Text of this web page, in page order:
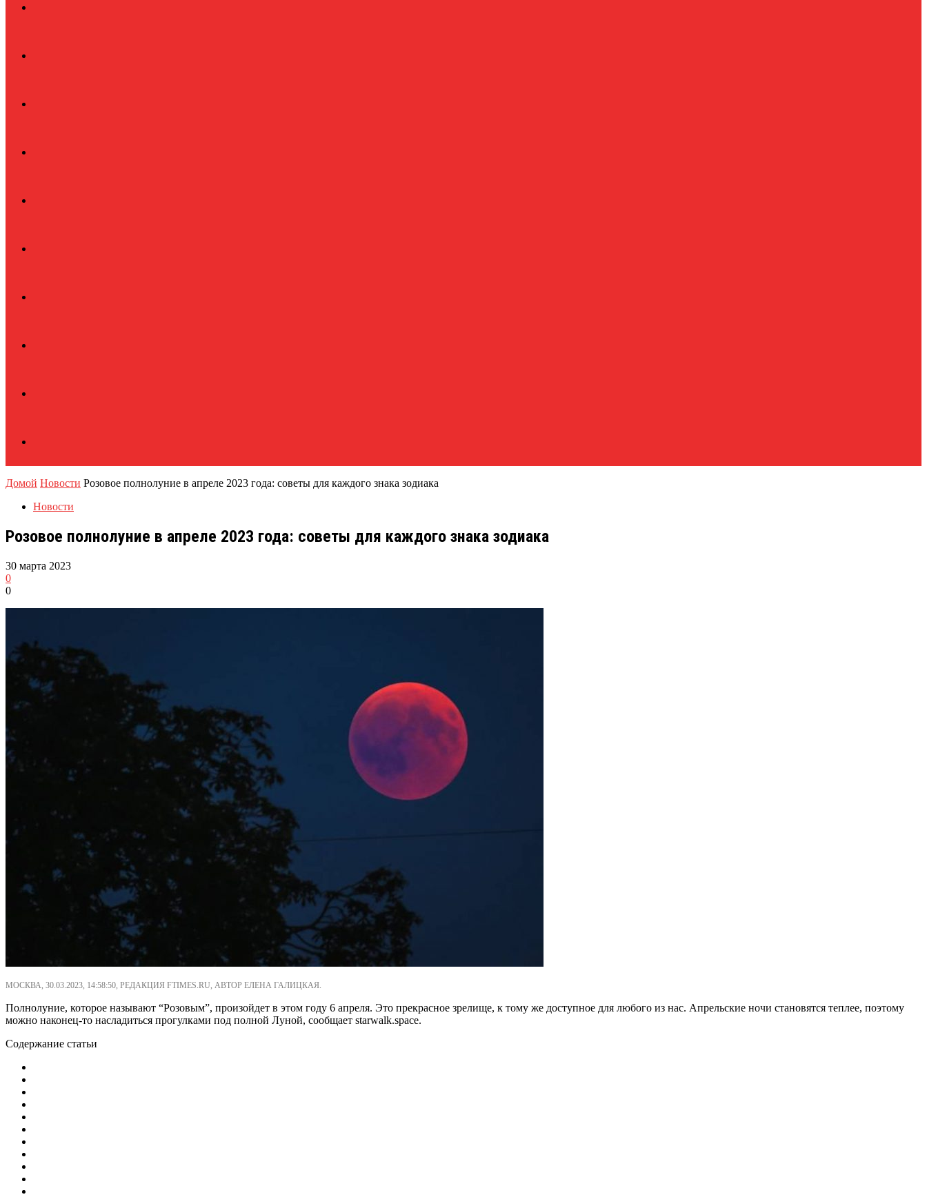
Домой Новости Розовое полнолуние в апреле 2023 года: советы для каждого знака зодиака
Новости
Розовое полнолуние в апреле 2023 года: советы для каждого знака зодиака
30 марта 2023
0
0
МОСКВА, 30.03.2023, 14:58:50, РЕДАКЦИЯ FTIMES.RU, АВТОР ЕЛЕНА ГАЛИЦКАЯ.
Полнолуние, которое называют “Розовым”, произойдет в этом году 6 апреля. Это прекрасное зрелище, к тому же доступное для любого из нас. Апрельские ночи становятся теплее, поэтому
можно наконец-то насладиться прогулками под полной Луной, сообщает starwalk.space.
Содержание статьи